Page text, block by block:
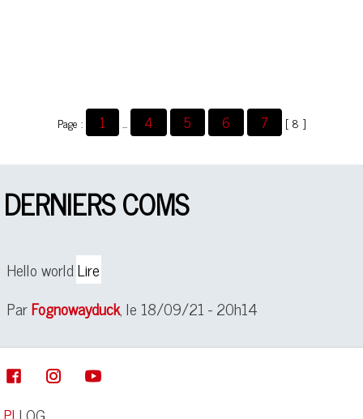
Page : 1 ... 4 5 6 7 [ 8 ]
DERNIERS COMS
Hello worldLire
ParFognowayduck, le 18/09/21 - 20h14